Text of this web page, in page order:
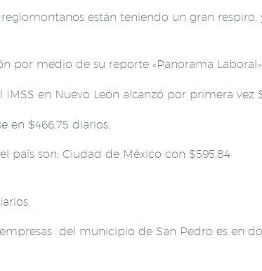
están teniendo un gran respiro,
por medio de su reporte «Panorama
en Nuevo León alcanzó por primera vez
en $466.75 diarios.
país son: Ciudad de México con $595.84
del municipio de San Pedro es en